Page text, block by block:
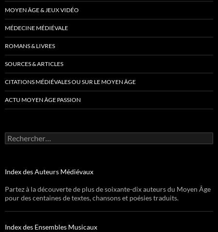
MOYEN ÂGE & JEUX VIDÉO
MÉDECINE MÉDIÉVALE
ROMANS & LIVRES
SOURCES & ARTICLES
CITATIONS MÉDIÉVALES OU SUR LE MOYEN ÂGE
ACTU MOYEN ÂGE PASSION
Rechercher :
Index des Auteurs Médiévaux
Partez à la découverte de plus de soixante-dix auteurs du Moyen Âge
pour des centaines de textes, chansons et poésies traduits.
Index des Ensembles Musicaux